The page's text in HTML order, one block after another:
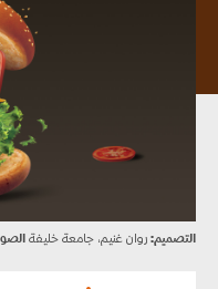
التصميم: روان غنيم، جامعة خليفة